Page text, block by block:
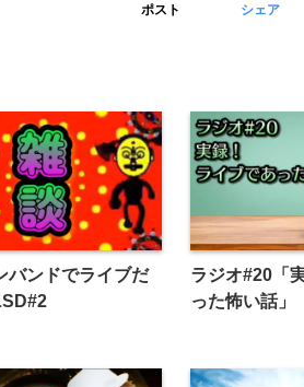
ポスト シェア
バンドでライブだ
ラジオ#20「
った怖い話」